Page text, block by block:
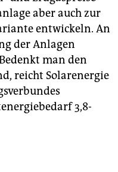
aber auch zur
entwickeln. An
der Anlagen
man den
reicht Solarenergie
3,8-